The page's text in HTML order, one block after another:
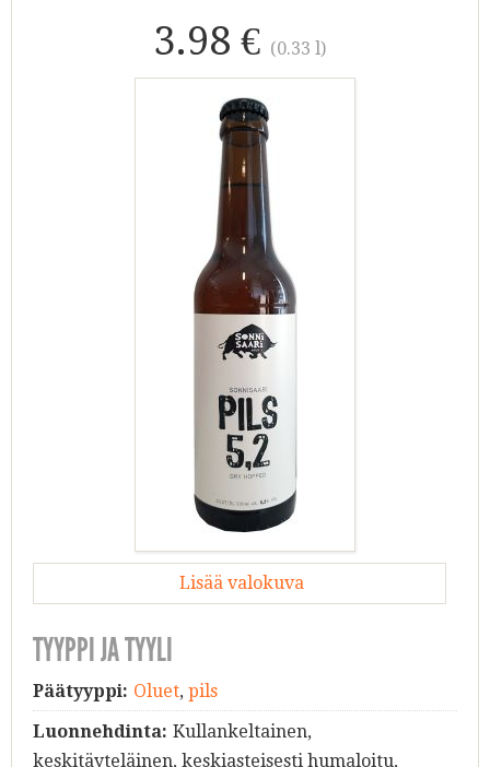
3.98 € (0.33 l)
Lisää valokuva
TYYPPI JA TYYLI
Päätyyppi: Oluet, pils
Luonnehdinta: Kullankeltainen,
keskitäyteläinen, keskiasteisesti humaloitu,